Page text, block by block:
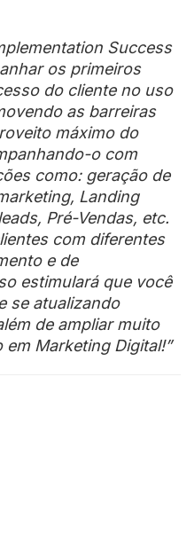
Success
os primeiros
do cliente no uso
as barreiras
máximo do
o com
como: geração de
Landing
Pré-Vendas, etc.
com diferentes
e de
estimulará que você
se atualizando
de ampliar muito
Marketing Digital!”